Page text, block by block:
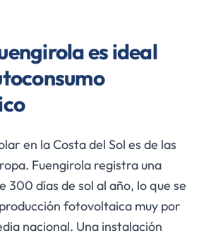
es ideal
en la Costa del Sol es de las
Fuengirola registra una
300 días de sol al año, lo que se
fotovoltaica muy por
nacional. Una instalación